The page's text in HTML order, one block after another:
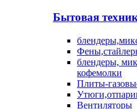
Бытовая
блендеры,
кофемолки
Плиты-
Вентиляторы